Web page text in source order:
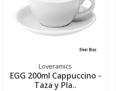
Loveramics
EGG 200ml Cappuccino -
Taza y Pla..